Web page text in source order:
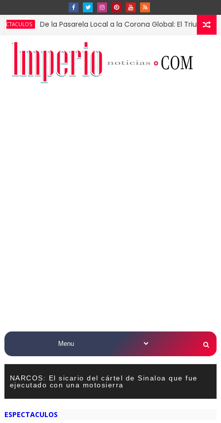
De la Pasarela Local a la Corona Global: El Triunfo de Fátima
NARCOS: El sicario del cártel de Sinaloa que fue
ejecutado con una motosierra
ESPECTACULOS